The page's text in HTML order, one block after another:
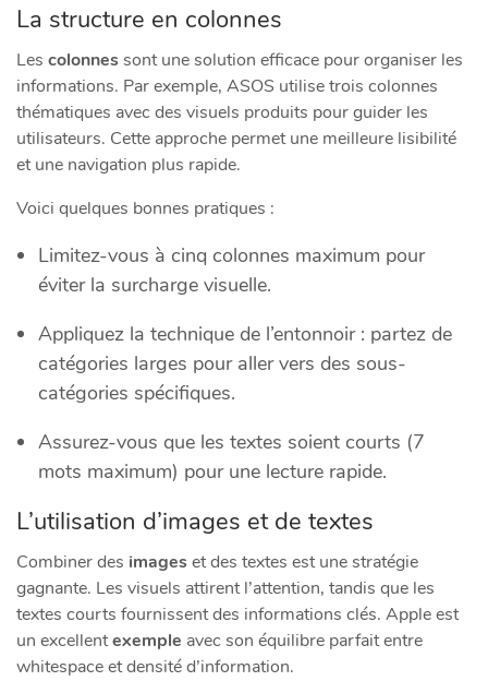
La structure en colonnes
Les colonnessont une solution efficace pour organiser les
informations. Par exemple, ASOS utilise trois colonnes
thématiques avec des visuels produits pour guider les
utilisateurs. Cette approche permet une meilleure lisibilité
et une navigation plus rapide.
Voici quelques bonnes pratiques :
Limitez-vous à cinq colonnes maximum pour
éviter la surcharge visuelle.
Appliquez la technique de l’entonnoir : partez de
catégories larges pour aller vers des sous-
catégories spécifiques.
Assurez-vous que les textes soient courts (7
mots maximum) pour une lecture rapide.
L’utilisation d’images et de textes
Combiner des imageset des textes est une stratégie
gagnante. Les visuels attirent l’attention, tandis que les
textes courts fournissent des informations clés. Apple est
un excellentexemple avec son équilibre parfait entre
whitespace et densité d’information.